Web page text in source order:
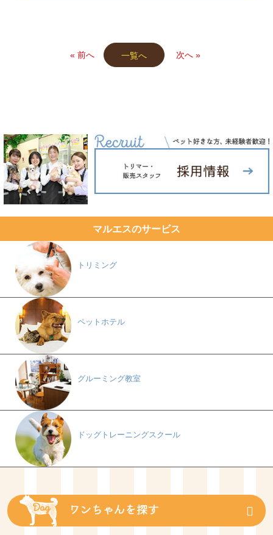
« 前へ 一覧へ 次へ »
マルエスのサービス
トリミング
ペットホテル
グルーミング教室
ドッグトレーニングスクール